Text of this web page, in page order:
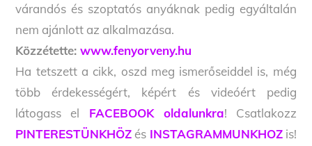
várandós és szoptatós anyáknak pedig egyáltalán
nem ajánlott az alkalmazása.
Közzétette:www.fenyorveny.hu
Ha tetszett a cikk, oszd meg ismerőseiddel is, még
több érdekességért, képért és videóért pedig
látogass el FACEBOOK oldalunkra! Csatlakozz
PINTERESTÜNKHÖZ és INSTAGRAMMUNKHOZis!